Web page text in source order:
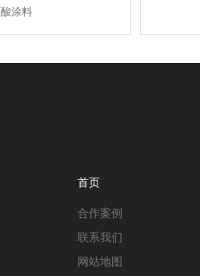
涂料
首页
合作案例
联系我们
网站地图